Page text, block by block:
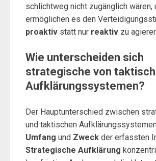
schlichtweg nicht zugänglich wären,
ermöglichen es den
proaktiv statt nur reaktiv zu
Wie unterscheiden sich
strategische von
Aufklärungssystemen?
Der Hauptunterschied zwischen
und taktischen
Umfang und Zweck der erfassten
Strategische Aufklärung